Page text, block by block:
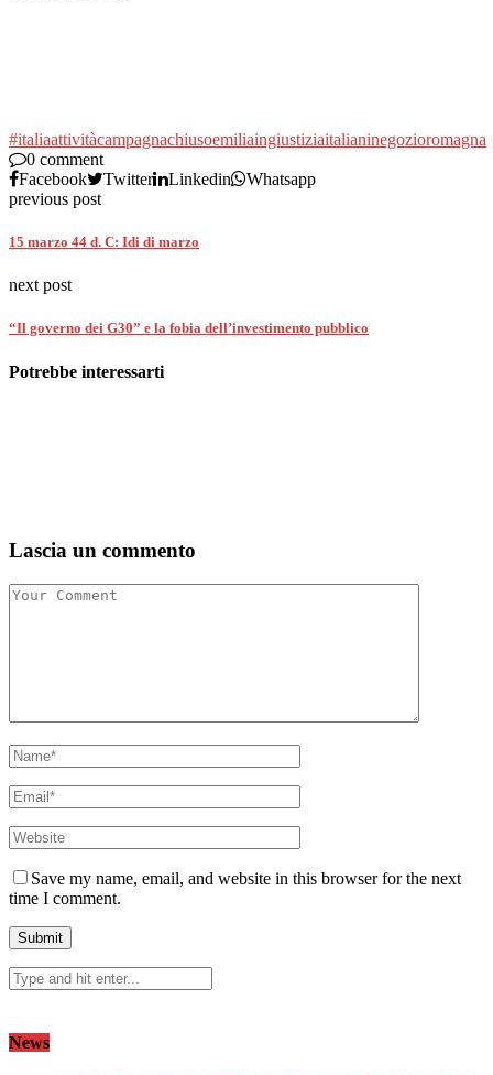
#italiaattivitàcampagnachiusoemiliaingiustiziaitalianinegozioromagna
0 comment
Facebook
Twitter Linkedin
Whatsapp
previous post
15 marzo 44 d. C: Idi di marzo
next post
“Il governo dei G30” e la fobia dell’investimento pubblico
Potrebbe interessarti
Lascia un commento
Save my name, email, and website in this browser for the next
time I comment.
News